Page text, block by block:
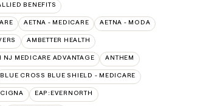
BENEFITS
AETNA - MEDICARE AETNA - MODA
AMBETTER HEALTH
NJ MEDICARE ADVANTAGE ANTHEM
BLUE CROSS BLUE SHIELD - MEDICARE
EAP:EVERNORTH